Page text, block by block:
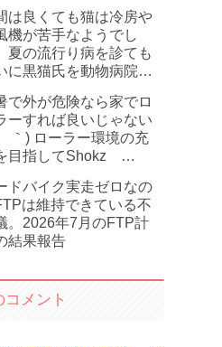
は良くても猫は冷房や
機が苦手なようでし
夏の流行り病を診ても
に黒猫氏を動物病院へ
で外が危険なら家でロ
ーすれば良いじゃない
｀) ローラー環境の充
目指してShokz
ドバイク実走ゼロなの
は維持できている不
。2026年7月のFTP計
結果報告
コメント